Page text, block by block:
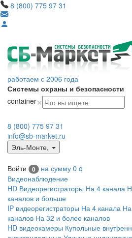
8 (800) 775 97 31
работаем с 2006 года
Системы охраны и безопасности
container×
8 (800) 775 97 31
info@sb-market.ru
Эль-Монте,
Войти 0 на сумму 0 q
Видеонаблюдение
HD Видеорегистраторы На 4 канала
каналов и больше
IP видеорегистраторы На 4 канала
каналов На 32 и более каналов
HD видеокамеры Купольные